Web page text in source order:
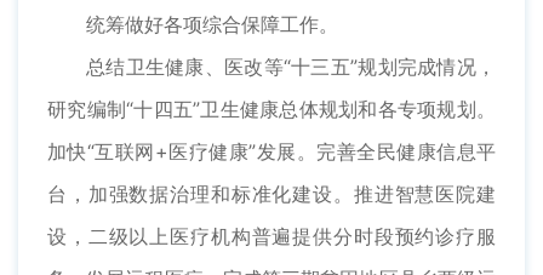
统筹做好各项综合保障工作。
总结卫生健康、医改等“十三五”规划完成情况，
研究编制“十四五”卫生健康总体规划和各专项规划。
加快“互联网+医疗健康”发展。完善全民健康信息平
台，加强数据治理和标准化建设。推进智慧医院建
设，二级以上医疗机构普遍提供分时段预约诊疗服